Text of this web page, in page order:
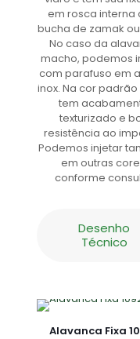
em rosca interna
bucha de zamak
No caso da
macho, podemos
com parafuso em
inox. Na cor
tem
texturizado e
resistência ao
Podemos injetar
em outras
conforme
Desenho
Técnico
Alavanca Fixa